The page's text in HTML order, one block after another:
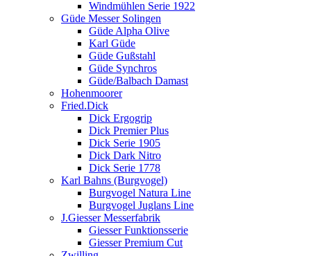
Windmühlen Serie 1922
Güde Messer Solingen
Güde Alpha Olive
Karl Güde
Güde Gußstahl
Güde Synchros
Güde/Balbach Damast
Hohenmoorer
Fried.Dick
Dick Ergogrip
Dick Premier Plus
Dick Serie 1905
Dick Dark Nitro
Dick Serie 1778
Karl Bahns (Burgvogel)
Burgvogel Natura Line
Burgvogel Juglans Line
J.Giesser Messerfabrik
Giesser Funktionsserie
Giesser Premium Cut